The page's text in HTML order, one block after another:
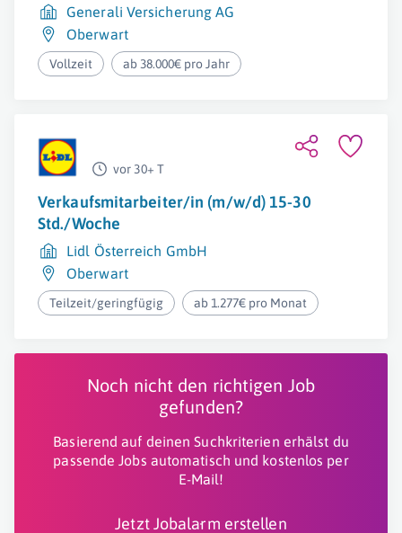
Generali Versicherung AG
Oberwart
Vollzeit ab 38.000€ pro Jahr
vor 30+ T
Verkaufsmitarbeiter/in (m/w/d) 15-30
Std./Woche
Lidl Österreich GmbH
Oberwart
Teilzeit/geringfügig ab 1.277€ pro Monat
Noch nicht den richtigen Job
gefunden?
Basierend auf deinen Suchkriterien erhälst du
passende Jobs automatisch und kostenlos per
E-Mail!
Jetzt Jobalarm erstellen